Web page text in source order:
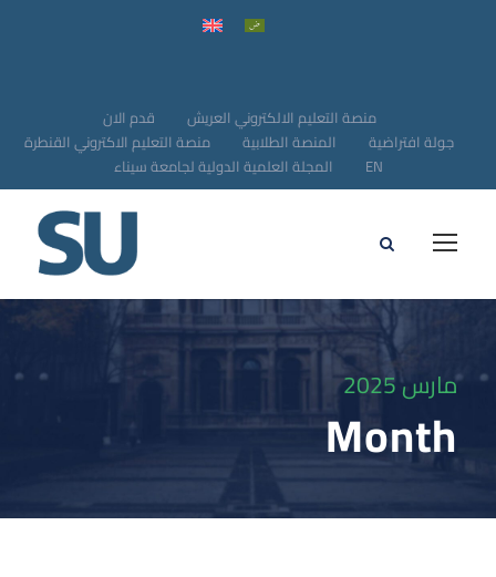
قدم الان
منصة التعليم الالكتروني العريش
منصة التعليم الاكتروني القنطرة
المنصة الطلابية
جولة افتراضية
المجلة العلمية الدولية لجامعة سيناء
EN
مارس 2025
Month